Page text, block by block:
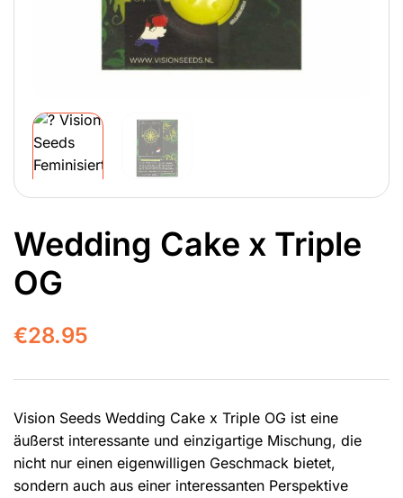
Wedding Cake x Triple
OG
€28.95
Vision Seeds Wedding Cake x Triple OG ist eine
äußerst interessante und einzigartige Mischung, die
nicht nur einen eigenwilligen Geschmack bietet,
sondern auch aus einer interessanten Perspektive